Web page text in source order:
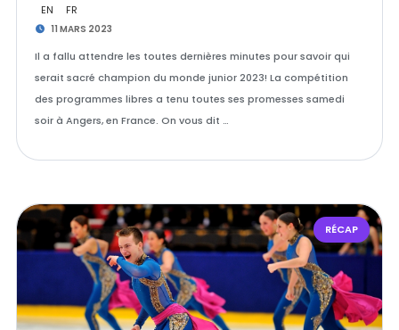
EN FR
11 MARS 2023
Il a fallu attendre les toutes dernières minutes pour savoir qui
serait sacré champion du monde junior 2023! La compétition
des programmes libres a tenu toutes ses promesses samedi
soir à Angers, en France. On vous dit …
RÉCAP